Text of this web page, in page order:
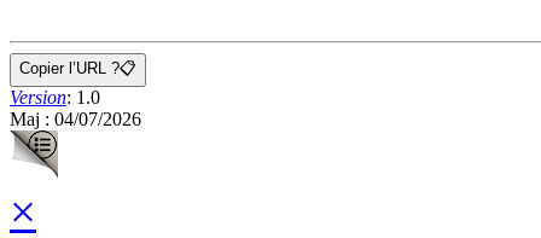
Copier l’URL ?📋
Version: 1.0
Maj : 04/07/2026
×